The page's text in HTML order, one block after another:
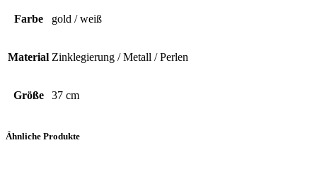
Farbe gold / weiß
Material Zinklegierung / Metall / Perlen
Größe 37 cm
Ähnliche Produkte